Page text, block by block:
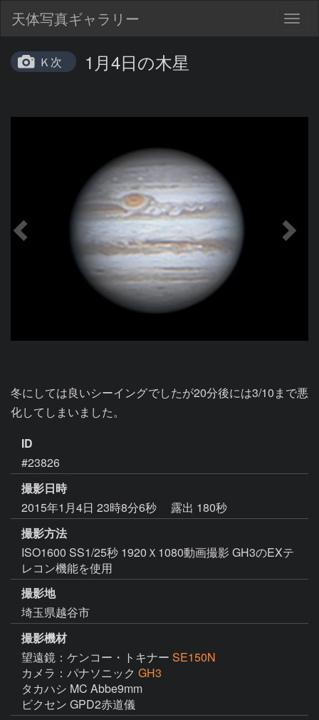
天体写真ギャラリー
Ｋ次 1月4日の木星
冬にしては良いシーイングでしたが20分後には3/10まで悪
化してしまいました。
ID
#23826
撮影日時
2015年1月4日 23時8分6秒
露出 180秒
撮影方法
ISO1600 SS1/25秒 1920Ｘ1080動画撮影 GH3のEXテ
レコン機能を使用
撮影地
埼玉県越谷市
撮影機材
望遠鏡：ケンコー・トキナー SE150N
カメラ：パナソニック GH3
タカハシ MC Abbe9mm
ビクセン GPD2赤道儀